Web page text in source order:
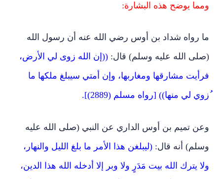
ومما يوضح هذه البشارة:
ما رواه شداد بن أوس رضي الله عنه أن رسول الله
(صلى الله عليه وسلم) قال: ((إن الله زوى لي الأرض،
فرأيت مشارقها ومغاربها، وإن أمتي سيبلغ ملكها ما
ُزوي لي منها)) [رواه مسلم (2889)].
وعن تميم بن أوس الداري عن النبي (صلى الله عليه
وسلم) أنه قال: (ليبلغن هذا الأمر ما بلغ الليل والنهار،
ولا يترك الله بيت مَدَرٍ ولا وبر إلا أدخله الله هذا الدين،